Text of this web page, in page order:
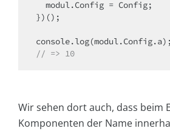
})();
// => 10
Wir sehen dort auch, dass beim
Komponenten der Name